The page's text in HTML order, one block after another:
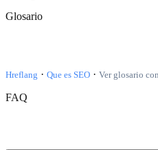
Glosario
Hreflang · Que es SEO · Ver glosario
FAQ